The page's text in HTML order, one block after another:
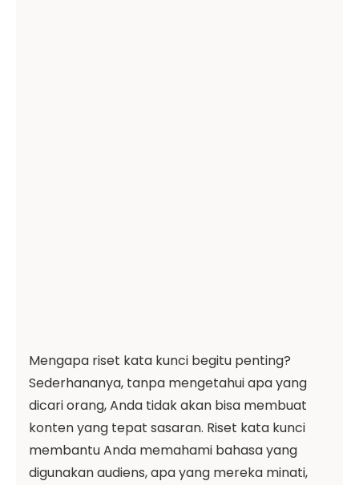
Mengapa riset kata kunci begitu penting?
Sederhananya, tanpa mengetahui apa yang
dicari orang, Anda tidak akan bisa membuat
konten yang tepat sasaran. Riset kata kunci
membantu Anda memahami bahasa yang
digunakan audiens, apa yang mereka minati,